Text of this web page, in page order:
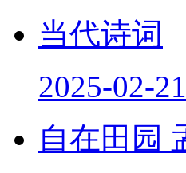
当代诗词
2025-02-
自在田园